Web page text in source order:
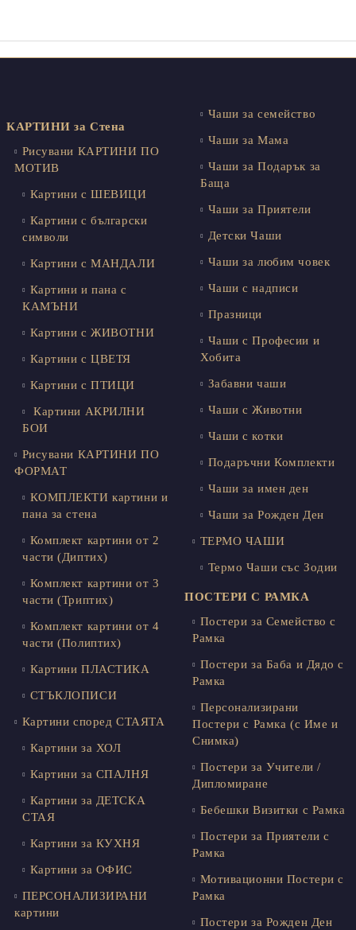
КАРТИНИ за Стена
Рисувани КАРТИНИ ПО
МОТИВ
Картини с ШЕВИЦИ
Картини с български
символи
Картини с МАНДАЛИ
Картини и пана с
КАМЪНИ
Картини с ЖИВОТНИ
Картини с ЦВЕТЯ
Картини с ПТИЦИ
Картини АКРИЛНИ
БОИ
Рисувани КАРТИНИ ПО
ФОРМАТ
КОМПЛЕКТИ картини и
пана за стена
Комплект картини от 2
части (Диптих)
Комплект картини от 3
части (Триптих)
Комплект картини от 4
части (Полиптих)
Картини ПЛАСТИКА
СТЪКЛОПИСИ
Картини според СТАЯТА
Картини за ХОЛ
Картини за СПАЛНЯ
Картини за ДЕТСКА
СТАЯ
Картини за КУХНЯ
Картини за ОФИС
ПЕРСОНАЛИЗИРАНИ
картини
Чаши за семейство
Чаши за Мама
Чаши за Подарък за
Баща
Чаши за Приятели
Детски Чаши
Чаши за любим човек
Чаши с надписи
Празници
Чаши с Професии и
Хобита
Забавни чаши
Чаши с Животни
Чаши с котки
Подаръчни Комплекти
Чаши за имен ден
Чаши за Рожден Ден
ТЕРМО ЧАШИ
Термо Чаши със Зодии
ПОСТЕРИ С РАМКА
Постери за Семейство с
Рамка
Постери за Баба и Дядо с
Рамка
Персонализирани
Постери с Рамка (с Име и
Снимка)
Постери за Учители /
Дипломиране
Бебешки Визитки с Рамка
Постери за Приятели с
Рамка
Мотивационни Постери с
Рамка
Постери за Рожден Ден